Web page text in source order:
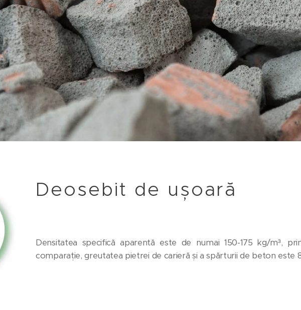
Deosebit de ușoară
Densitatea specifică aparentă este de numai 150-175 kg/m³,
comparație, greutatea pietrei de carieră și a spărturii de beton este